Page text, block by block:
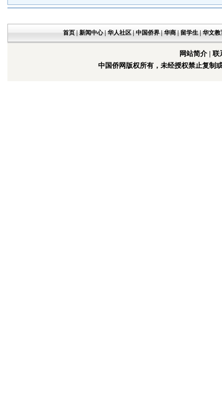
首页| 新闻中心| 华人社区| 中国侨界| 华商| 留学生| 华文教
网站简介| 联
中国侨网版权所有，未经授权禁止复制